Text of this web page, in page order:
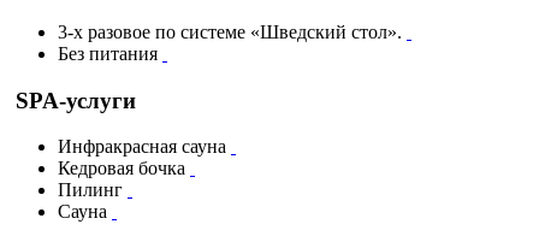
3-х разовое по системе «Шведский стол».
Без питания
SPA-услуги
Инфракрасная сауна
Кедровая бочка
Пилинг
Сауна